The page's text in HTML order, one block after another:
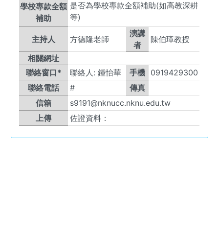
學校專款全額
補助
是否為學校專款全額補助(如高教深耕
等)
主持人 方德隆老師
演講
者
陳伯璋教授
相關網址
聯絡窗口*
聯絡人: 鍾怡華 手機 0919429300
聯絡電話
#
傳真
信箱
s9191@nknucc.nknu.edu.tw
上傳
佐證資料：